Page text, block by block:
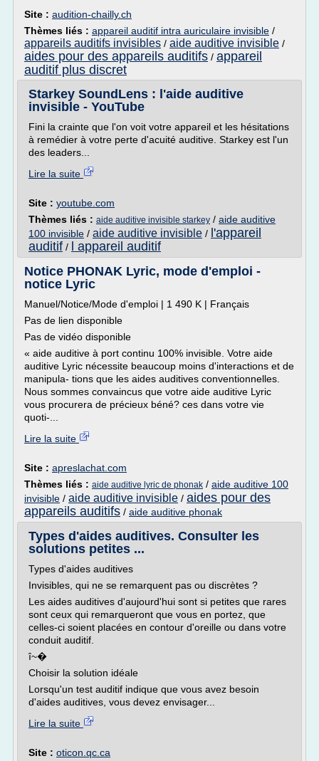
Site : audition-chailly.ch
Thèmes liés : appareil auditif intra auriculaire invisible /
appareils auditifs invisibles / aide auditive invisible /
aides pour des appareils auditifs / appareil
auditif plus discret
Starkey SoundLens : l'aide auditive
invisible - YouTube
Fini la crainte que l'on voit votre appareil et les hésitations
à remédier à votre perte d'acuité auditive. Starkey est l'un
des leaders...
Lire la suite
Site : youtube.com
Thèmes liés : aide auditive invisible starkey / aide auditive
100 invisible / aide auditive invisible / l'appareil
auditif /
l appareil auditif
Notice PHONAK Lyric, mode d'emploi -
notice Lyric
Manuel/Notice/Mode d'emploi | 1 490 K | Français
Pas de lien disponible
Pas de vidéo disponible
« aide auditive à port continu 100% invisible. Votre aide
auditive Lyric nécessite beaucoup moins d'interactions et de
manipula- tions que les aides auditives conventionnelles.
Nous sommes convaincus que votre aide auditive Lyric
vous procurera de précieux béné? ces dans votre vie
quoti-...
Lire la suite
Site : apreslachat.com
Thèmes liés : aide auditive lyric de phonak / aide auditive 100
invisible / aide auditive invisible / aides pour des
appareils auditifs / aide auditive phonak
Types d'aides auditives. Consulter les
solutions petites ...
Types d'aides auditives
Invisibles, qui ne se remarquent pas ou discrètes ?
Les aides auditives d'aujourd'hui sont si petites que rares
sont ceux qui remarqueront que vous en portez, que
celles-ci soient placées en contour d'oreille ou dans votre
conduit auditif.
î~�
Choisir la solution idéale
Lorsqu'un test auditif indique que vous avez besoin
d'aides auditives, vous devez envisager...
Lire la suite
Site : oticon.qc.ca